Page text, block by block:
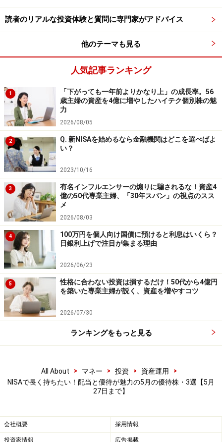
※記載されている情報は、正確かつ信頼しうると判断し
た情報源から入手しておりますが、その正確性または完
全性を保証したものではありません。予告なく変更され
る場合があります。また、資産運用、投資はリスクを伴
います。投資に関する最終判断は、ご自身の責任でお願
いします。
※投資金額には、株式購入時に必要となる証券会社の売
買手数料などは含んでおりません。
※記事内容は執筆時点のものです。最新の内容をご確認くださ
い。
本記事の内容は一般的な情報提供を目的としており、特定の金融
商品や投資行動を推奨するものではありません。
投資や資産運用に関する最終的なご判断はご自身の責任において
行ってください。
掲載情報の正確性・完全性については十分に配慮しております
が、その内容を保証するものではなく、これに基づく損失・損害
などについて当社は一切の責任を負いません。
最新の情報や詳細については、必ず各金融機関やサービス提供者
の公式情報をご確認ください。
【編集部おすすめの購入サイト】
Amazonで資産運用の書籍をチェック！
楽天市場で資産運用関連の書籍をチェック！
※抽選で20名にAmazonギフト券1000円分プレゼント
※謝礼付きの限定アンケートやモニター企画に参加が可能に
読者のリアルな投資体験と質問に専門家がアドバイス
他のテーマも見る
人気記事ランキング
1
「下がっても一年前よりかなり上」の成長率。56
歳主婦の資産を4億に増やしたハイテク個別株の魅
力
2026/08/05
2
Q. 新NISAを始めるなら金融機関はどこを選べばよ
い？
2023/10/16
3
有名インフルエンサーの煽りに騙されるな！資産4
億の50代専業主婦、「30年スパン」の視点のスス
メ
2026/08/03
4
100万円を個人向け国債に預けると利息はいくら？
日銀利上げで注目が集まる理由
2026/06/23
5
性格に合わない投資は損するだけ！50代から4億円
を築いた専業主婦が説く、資産を増やすコツ
2026/07/30
ランキングをもっと見る
All About > マネー > 投資 > 資産運用
>
NISAで長く持ちたい！配当と優待が魅力の5月の優待株・3選【5月
27日まで】
会社概要 採用情報
投資家情報 広告掲載